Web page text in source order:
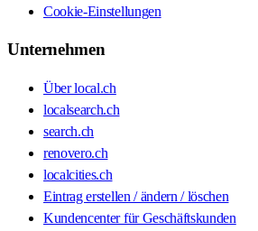
Cookie-Einstellungen
Unternehmen
Über local.ch
localsearch.ch
search.ch
renovero.ch
localcities.ch
Eintrag erstellen / ändern / löschen
Kundencenter für Geschäftskunden